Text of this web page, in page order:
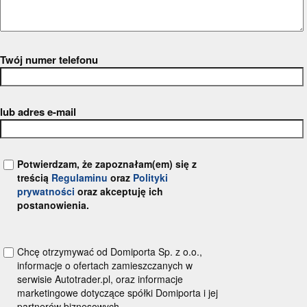
Twój numer telefonu
lub adres e-mail
Potwierdzam, że zapoznałam(em) się z
treścią Regulaminu oraz Polityki
prywatności oraz akceptuję ich
postanowienia.
Chcę otrzymywać od Domiporta Sp. z o.o.,
informacje o ofertach zamieszczanych w
serwisie Autotrader.pl, oraz informacje
marketingowe dotyczące spółki Domiporta i jej